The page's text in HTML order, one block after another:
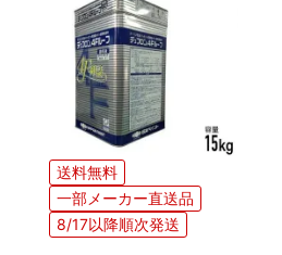
送料無料
一部メーカー直送品
8/17以降順次発送